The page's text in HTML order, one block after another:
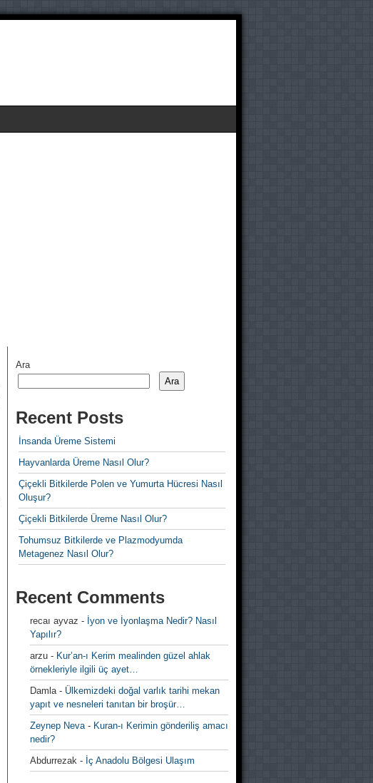
Ara
Ara
Recent Posts
İnsanda Üreme Sistemi
Hayvanlarda Üreme Nasıl Olur?
Çiçekli Bitkilerde Polen ve Yumurta Hücresi Nasıl
Oluşur?
Çiçekli Bitkilerde Üreme Nasıl Olur?
Tohumsuz Bitkilerde ve Plazmodyumda
Metagenez Nasıl Olur?
Recent Comments
recaı ayvaz - İyon ve İyonlaşma Nedir? Nasıl
Yapılır?
arzu - Kur’an-ı Kerim mealinden güzel ahlak
örnekleriyle ilgili üç ayet…
Damla- Ülkemizdeki doğal varlık tarihi mekan
yapıt ve nesneleri tanıtan bir broşür…
Zeynep Neva- Kuran-ı Kerimin gönderiliş amacı
nedir?
Abdurrezak - İç Anadolu Bölgesi Ulaşım